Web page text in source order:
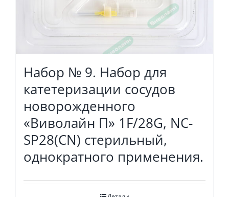
Набор № 9. Набор для
катетеризации сосудов
новорожденного
«Виволайн П» 1F/28G, NC-
SP28(СN) стерильный,
однократного применения.